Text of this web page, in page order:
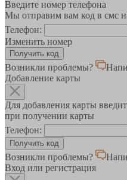
Введите номер телефона
Мы отправим вам код в смс
Телефон:
Изменить номер
Возникли проблемы?
Добавление карты
Для добавления карты
при получении карты
Телефон:
Возникли проблемы?
Вход или регистрация